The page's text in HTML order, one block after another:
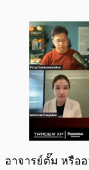
อาจารย์ตั๊ม หรือ